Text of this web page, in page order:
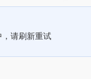
，请刷新重试